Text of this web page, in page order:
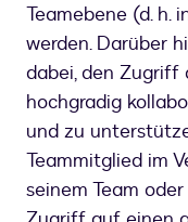
Teamebene (d. h.
werden. Darüber
dabei, den Zugriff
hochgradig
und zu
Teammitglied im
seinem Team